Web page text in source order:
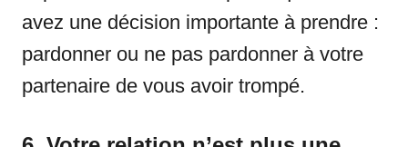
avez une décision importante à prendre :
pardonner ou ne pas pardonner à votre
partenaire de vous avoir trompé.